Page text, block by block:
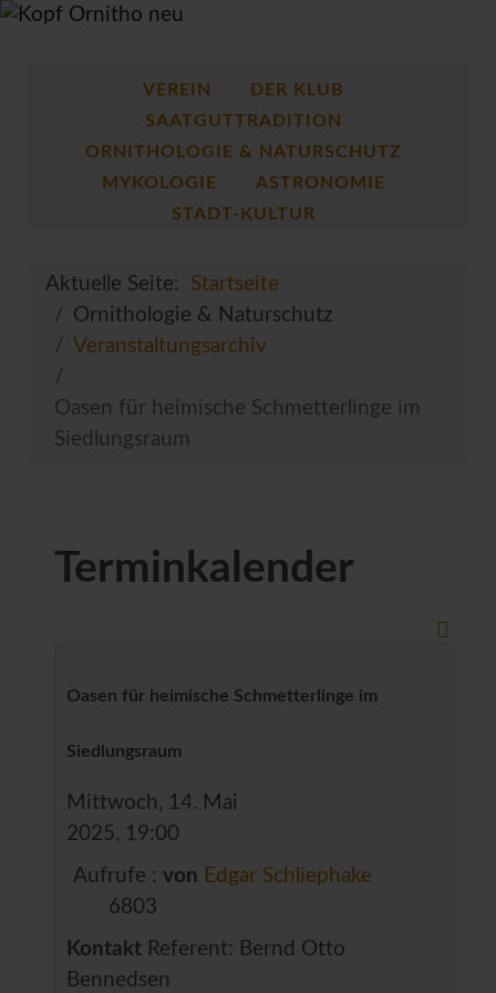
VEREIN
DER KLUB
SAATGUTTRADITION
ORNITHOLOGIE & NATURSCHUTZ
MYKOLOGIE
ASTRONOMIE
STADT-KULTUR
Aktuelle Seite: Startseite
Ornithologie & Naturschutz
Veranstaltungsarchiv
Oasen für heimische Schmetterlinge im
Siedlungsraum
Terminkalender
Oasen für heimische Schmetterlinge im
Siedlungsraum
Mittwoch, 14. Mai
2025, 19:00
Aufrufe :
6803
von Edgar Schliephake
Kontakt Referent: Bernd Otto
Bennedsen